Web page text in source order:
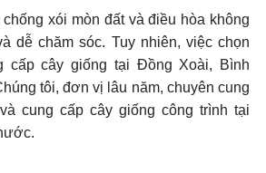
xói mòn đất và điều hòa không
dễ chăm sóc. Tuy nhiên, việc chọn
cấp cây giống tại Đồng Xoài, Bình
tôi, đơn vị lâu năm, chuyên cung
cung cấp cây giống công trình tại